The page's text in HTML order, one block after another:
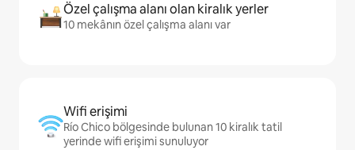
Özel çalışma alanı olan kiralık yerler
10 mekânın özel çalışma alanı var
Wifi erişimi
Río Chico bölgesinde bulunan 10 kiralık tatil
yerinde wifi erişimi sunuluyor